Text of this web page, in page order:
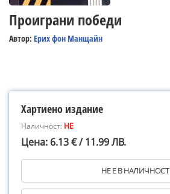
Проиграни победи
Автор: Ерих фон Манщайн
Хартиено издание
Наличност: НЕ
Цена: 6.13 € / 11.99 ЛВ.
НЕ Е В НАЛИЧНОСТ